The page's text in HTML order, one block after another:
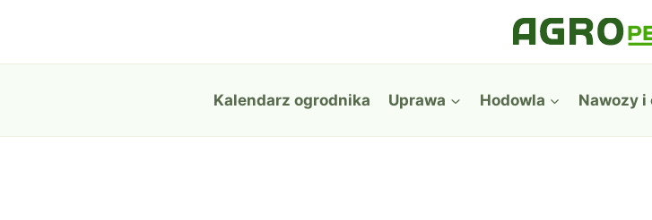
treści
Kalendarz ogrodnika Uprawa Hodowla Nawozy i